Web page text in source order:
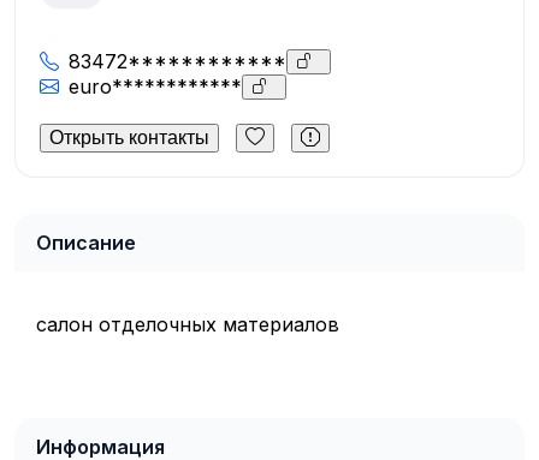
83472************
euro************
Открыть контакты
Описание
салон отделочных материалов
Информация